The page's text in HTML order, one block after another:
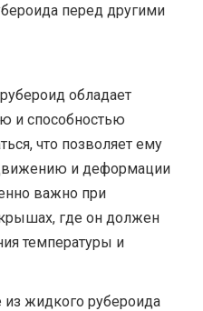
перед другими
обладает
и способностью
что позволяет ему
и деформации
важно при
где он должен
температуры и
жидкого рубероида